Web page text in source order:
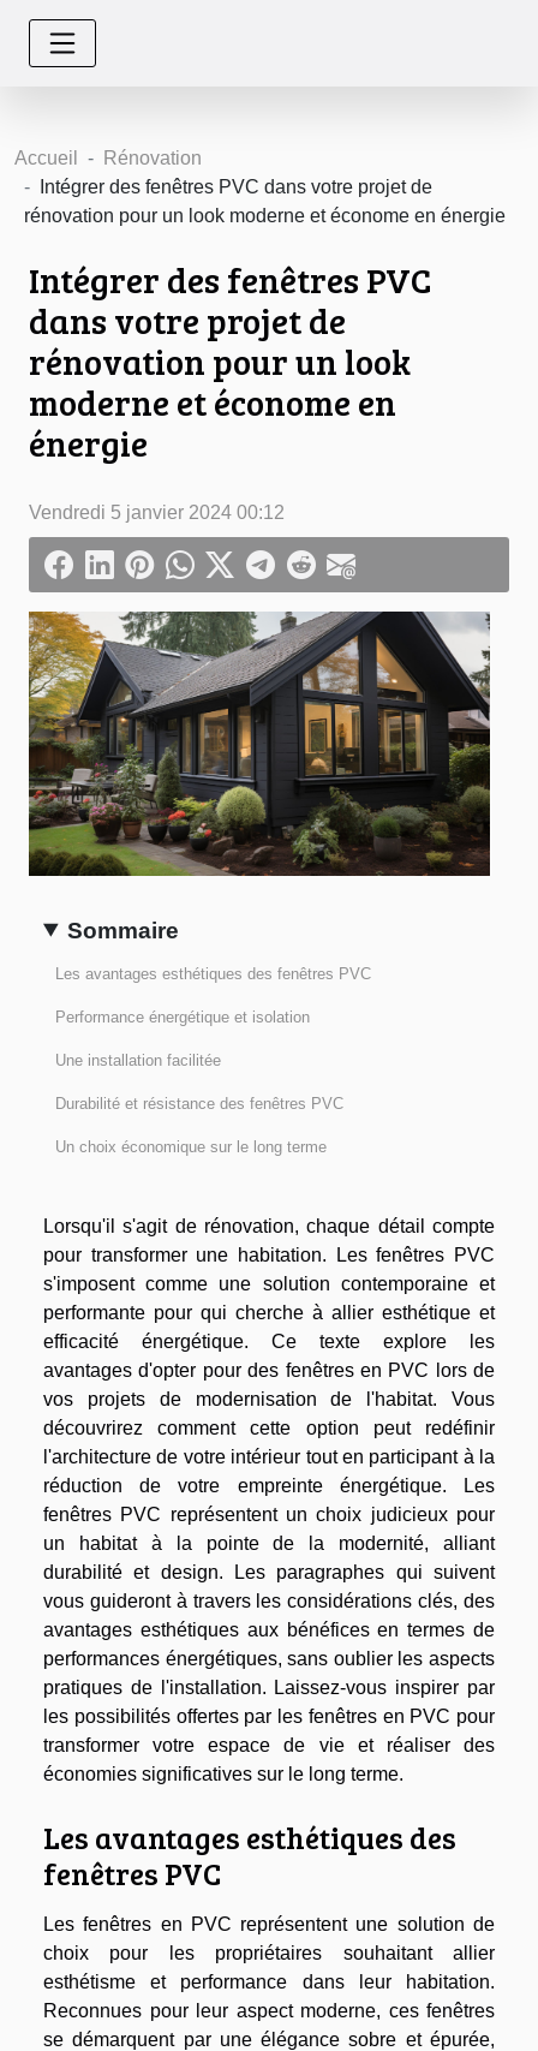
Accueil
Rénovation
Intégrer des fenêtres PVC dans votre projet de
rénovation pour un look moderne et économe en énergie
Intégrer des fenêtres PVC
dans votre projet de
rénovation pour un look
moderne et économe en
énergie
Vendredi 5 janvier 2024 00:12
Sommaire
Les avantages esthétiques des fenêtres PVC
Performance énergétique et isolation
Une installation facilitée
Durabilité et résistance des fenêtres PVC
Un choix économique sur le long terme
Lorsqu'il s'agit de rénovation, chaque détail compte
pour transformer une habitation. Les fenêtres PVC
s'imposent comme une solution contemporaine et
performante pour qui cherche à allier esthétique et
efficacité énergétique. Ce texte explore les
avantages d'opter pour des fenêtres en PVC lors de
vos projets de modernisation de l'habitat. Vous
découvrirez comment cette option peut redéfinir
l'architecture de votre intérieur tout en participant à la
réduction de votre empreinte énergétique. Les
fenêtres PVC représentent un choix judicieux pour
un habitat à la pointe de la modernité, alliant
durabilité et design. Les paragraphes qui suivent
vous guideront à travers les considérations clés, des
avantages esthétiques aux bénéfices en termes de
performances énergétiques, sans oublier les aspects
pratiques de l'installation. Laissez-vous inspirer par
les possibilités offertes par les fenêtres en PVC pour
transformer votre espace de vie et réaliser des
économies significatives sur le long terme.
Les avantages esthétiques des
fenêtres PVC
Les fenêtres en PVC représentent une solution de
choix pour les propriétaires souhaitant allier
esthétisme et performance dans leur habitation.
Reconnues pour leur aspect moderne, ces fenêtres
se démarquent par une élégance sobre et épurée,